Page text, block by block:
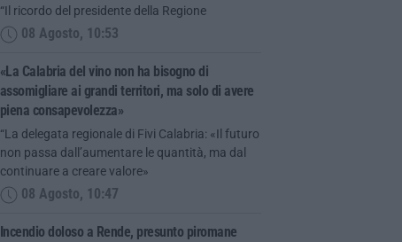
“Il ricordo del presidente della Regione
08 Agosto, 10:53
«La Calabria del vino non ha bisogno di
assomigliare ai grandi territori, ma solo di avere
piena consapevolezza»
“La delegata regionale di Fivi Calabria: «Il futuro
non passa dall’aumentare le quantità, ma dal
continuare a creare valore»
08 Agosto, 10:47
Incendio doloso a Rende, presunto piromane